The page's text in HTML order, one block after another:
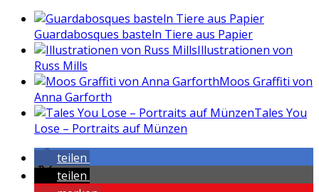
Guardabosques basteln Tiere aus Papier
Illustrationen von
Russ Mills
Moos Graffiti von
Anna Garforth
Tales You
Lose – Portraits auf Münzen
teilen
teilen